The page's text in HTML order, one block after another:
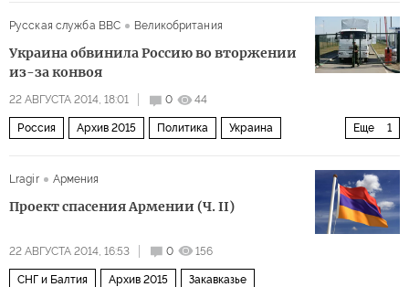
Русская служба BBC Великобритания
Украина обвинила Россию во вторжении
из-за конвоя
22 АВГУСТА 2014, 18:01 0 44
Еще 1
Россия Архив 2015 Политика Украина
Lragir
Армения
Проект спасения Армении (Ч. II)
22 АВГУСТА 2014, 16:53 0 156
СНГ и Балтия Архив 2015 Закавказье